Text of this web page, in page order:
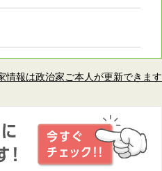
情報は政治家ご本人が更新できます